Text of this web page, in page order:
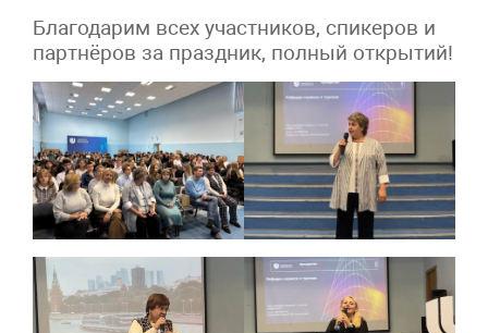
Благодарим всех участников, спикеров и
партнёров за праздник, полный открытий!